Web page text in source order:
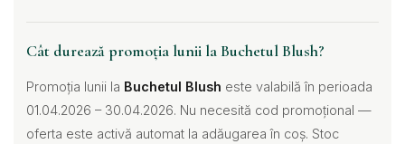
Cât durează promoția lunii la Buchetul Blush?
Promoția lunii la Buchetul Blush este valabilă în perioada
01.04.2026 – 30.04.2026. Nu necesită cod promoțional —
oferta este activă automat la adăugarea în coș. Stoc